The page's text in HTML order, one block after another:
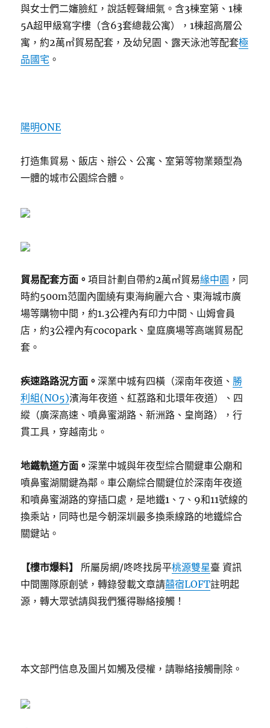
與女士們二嬸臉紅，說話輕聲細氣。含3棟室第、1棟
5A超甲級寫字樓（含63套總裁公寓），1棟超高層公
寓，約2萬㎡貿易配套，及幼兒園、露天泳池等配套極
品國宅 。
陽明ONE
打造集貿易、飯店、辦公、公寓、室第等物業類型為
一體的城市公園綜合體。
貿易配套方面。項目計劃自帶約2萬㎡貿易緣中園 ，同
時約500m范圍內圍繞有東海絢麗六合、東海城市廣
場等購物中間，約1.3公裡內有印力中間、山姆會員
店，約3公裡內有cocopark、皇庭廣場等高端貿易配
套。
疾速路路況方面。深業中城有四橫（深南年夜道、 勝
利組(NO5)濱海年夜道、紅荔路和北環年夜道）、四
縱（廣深高速、噴鼻蜜湖路、新洲路、皇崗路），行
貫工具，穿越南北。
地鐵軌道方面。深業中城與年夜型綜合關鍵車公廟和
噴鼻蜜湖關鍵為鄰。車公廟綜合關鍵位於深南年夜道
和噴鼻蜜湖路的穿插口處，是地鐵1、7、9和11號線的
換乘站，同時也是今朝深圳最多換乘線路的地鐵綜合
關鍵站。
【樓市爆料】 所屬房網/咚咚找房平桃源雙星臺 資訊
中間團隊原創號，轉錄發載文章請囍宿LOFT註明起
源，轉大眾號請與我們獲得聯絡接觸！
本文部門信息及圖片如觸及侵權，請聯絡接觸刪除。